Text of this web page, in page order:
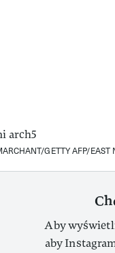
GETTY AFP/EAST
Aby
aby